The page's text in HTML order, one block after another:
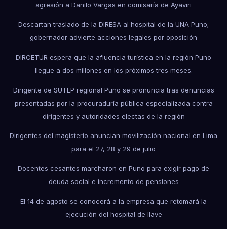
agresión a Danilo Vargas en comisaría de Ayaviri
Descartan traslado de la DIRESA al hospital de la UNA Puno;
gobernador advierte acciones legales por oposición
DIRCETUR espera que la afluencia turística en la región Puno
llegue a dos millones en los próximos tres meses.
Dirigente de SUTEP regional Puno se pronuncia tras denuncias
presentadas por la procuraduría pública especializada contra
dirigentes y autoridades electas de la región
Dirigentes del magisterio anuncian movilización nacional en Lima
para el 27, 28 y 29 de julio
Docentes cesantes marcharon en Puno para exigir pago de
deuda social e incremento de pensiones
El 14 de agosto se conocerá a la empresa que retomará la
ejecución del hospital de Ilave